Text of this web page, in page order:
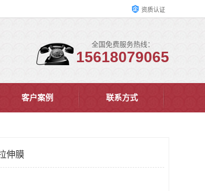
资质认证
全国免费服务热线：
15618079065
客户案例 联系方式
伸膜